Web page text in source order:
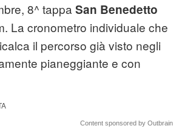
8^ tappa San Benedetto
La cronometro individuale che
il percorso già visto negli
pianeggiante e con
Content sponsored by Outbrain